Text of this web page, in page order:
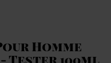
Homme
Tester 100ml